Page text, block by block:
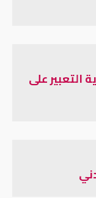
التعبير على